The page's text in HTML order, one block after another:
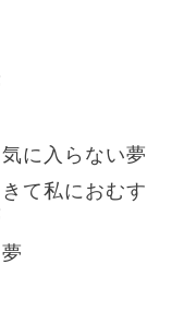
に入らない夢
て私におむす